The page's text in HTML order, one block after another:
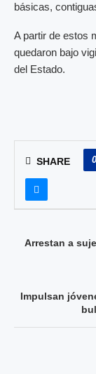
básicas,
A partir de estos
quedaron bajo
del Estado.
SHARE 0
Arrestan a
Impulsan